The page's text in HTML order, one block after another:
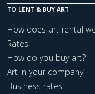
TO LENT & BUY ART
How does art rental
Rates
How do you buy art?
Art in your company
Business rates